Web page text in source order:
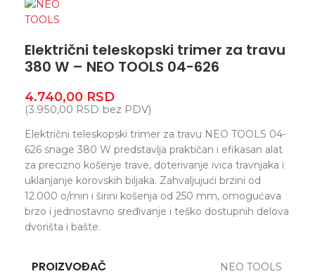
Električni teleskopski trimer za travu
380 W – NEO TOOLS 04-626
4.740,00 RSD
(3.950,00 RSD bez PDV)
Električni teleskopski trimer za travu NEO TOOLS 04-
626 snage 380 W predstavlja praktičan i efikasan alat
za precizno košenje trave, doterivanje ivica travnjaka i
uklanjanje korovskih biljaka. Zahvaljujući brzini od
12.000 o/min i širini košenja od 250 mm, omogućava
brzo i jednostavno sređivanje i teško dostupnih delova
dvorišta i bašte.
PROIZVOĐAČ NEO TOOLS